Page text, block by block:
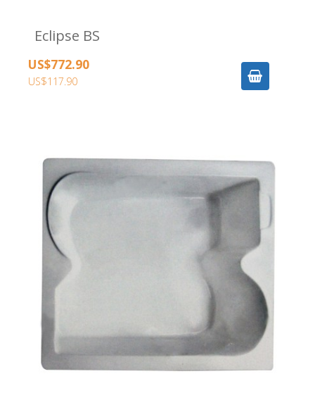
Eclipse BS
US$772.90
US$117.90